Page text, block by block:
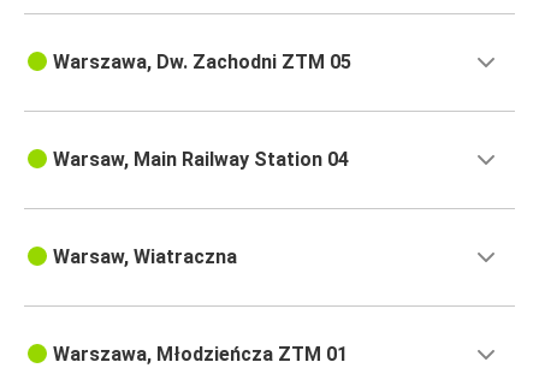
Warszawa, Dw. Zachodni ZTM 05
Warsaw, Main Railway Station 04
Warsaw, Wiatraczna
Warszawa, Młodzieńcza ZTM 01